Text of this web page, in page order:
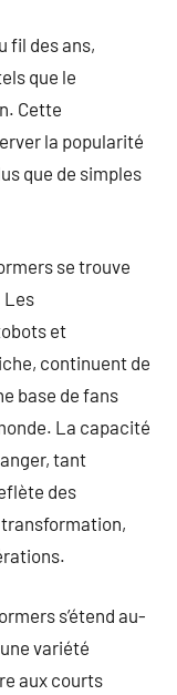
fil des ans,
que le
Cette
la popularité
que de simples
se trouve
Les
et
continuent de
base de fans
La capacité
tant
des
s’étend au-
variété
aux courts